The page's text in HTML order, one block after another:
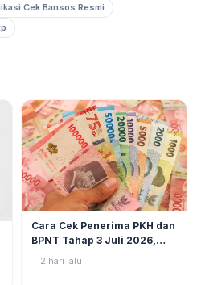
Cek Bansos Resmi
Cara Cek Penerima PKH dan
BPNT Tahap 3 Juli 2026,
2 hari lalu